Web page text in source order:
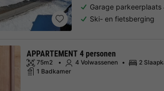
Garage parkeerplaats
Ski- en fietsberging
APPARTEMENT 4 personen
75m2 4 Volwassenen
2
1 Badkamer